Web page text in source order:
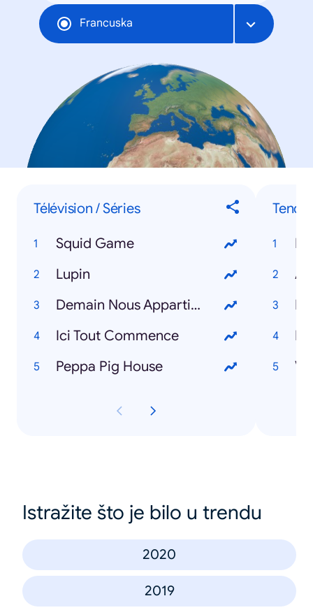
Francuska
Télévision / Séries
Squid Game
Lupin
Demain Nous Appartient
Ici Tout Commence
Peppa Pig House
Istražite što je bilo u trendu
2020
2019